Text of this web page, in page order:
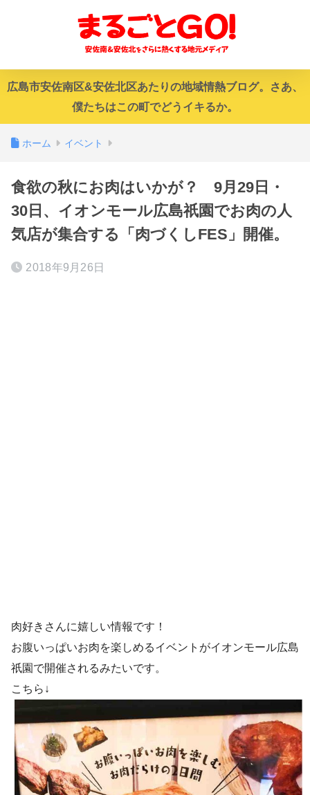
広島市安佐南区&安佐北区あたりの地域情熱ブログ。さあ、
僕たちはこの町でどうイキるか。
ホーム イベント
食欲の秋にお肉はいかが？ 9月29日・
30日、イオンモール広島祇園でお肉の人
気店が集合する「肉づくしFES」開催。
2018年9月26日
肉好きさんに嬉しい情報です！
お腹いっぱいお肉を楽しめるイベントがイオンモール広島
祇園で開催されるみたいです。
こちら↓